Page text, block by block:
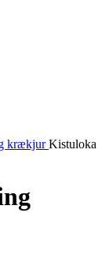
krækjurKistuloka